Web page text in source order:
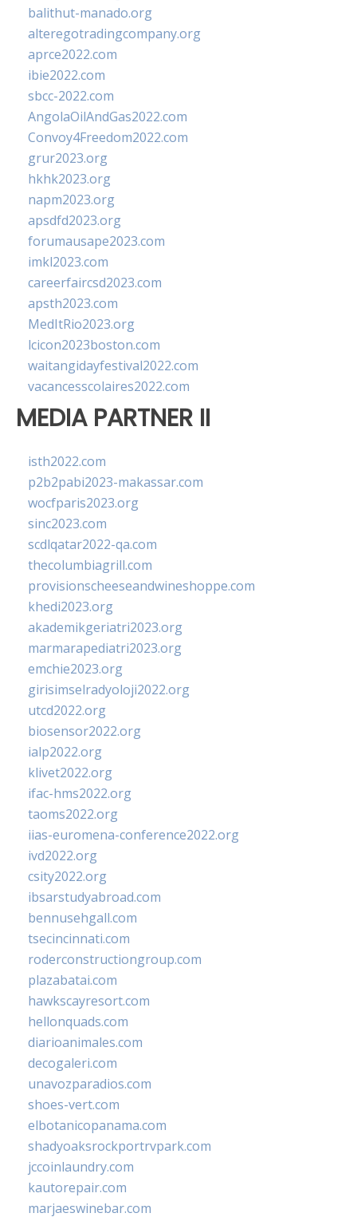
balithut-manado.org
alteregotradingcompany.org
aprce2022.com
ibie2022.com
sbcc-2022.com
AngolaOilAndGas2022.com
Convoy4Freedom2022.com
grur2023.org
hkhk2023.org
napm2023.org
apsdfd2023.org
forumausape2023.com
imkl2023.com
careerfaircsd2023.com
apsth2023.com
MedItRio2023.org
lcicon2023boston.com
waitangidayfestival2022.com
vacancesscolaires2022.com
MEDIA PARTNER II
isth2022.com
p2b2pabi2023-makassar.com
wocfparis2023.org
sinc2023.com
scdlqatar2022-qa.com
thecolumbiagrill.com
provisionscheeseandwineshoppe.com
khedi2023.org
akademikgeriatri2023.org
marmarapediatri2023.org
emchie2023.org
girisimselradyoloji2022.org
utcd2022.org
biosensor2022.org
ialp2022.org
klivet2022.org
ifac-hms2022.org
taoms2022.org
iias-euromena-conference2022.org
ivd2022.org
csity2022.org
ibsarstudyabroad.com
bennusehgall.com
tsecincinnati.com
roderconstructiongroup.com
plazabatai.com
hawkscayresort.com
hellonquads.com
diarioanimales.com
decogaleri.com
unavozparadios.com
shoes-vert.com
elbotanicopanama.com
shadyoaksrockportrvpark.com
jccoinlaundry.com
kautorepair.com
marjaeswinebar.com